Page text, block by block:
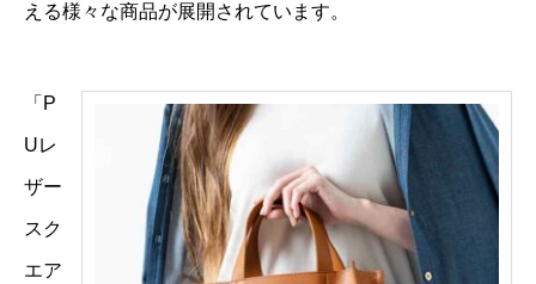
える様々な商品が展開されています。
「P
Uレ
ザー
スク
エア